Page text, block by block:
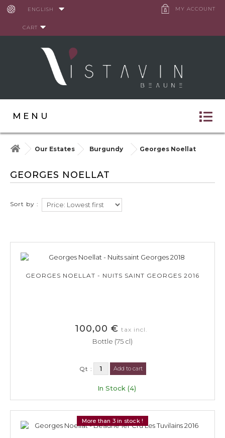
MY ACCOUNT
ENGLISH
CART
MENU
Our Estates Burgundy Georges Noellat
GEORGES NOELLAT
Sort by :
GEORGES NOELLAT - NUITS SAINT GEORGES 2016
100,00 € tax incl.
Bottle (75 cl)
Qt : Add to cart
In Stock (4)
More than 3 in stock !
Cookies management panel